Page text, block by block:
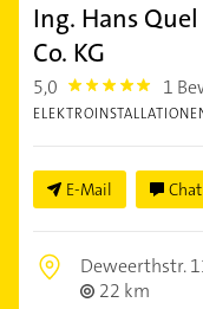
Ing. Hans
Co. KG
5,0 5.0 1
E-Mail
Deweerthstr.
22 km